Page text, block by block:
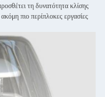
τη δυνατότητα κλίσης
πιο περίπλοκες εργασίες